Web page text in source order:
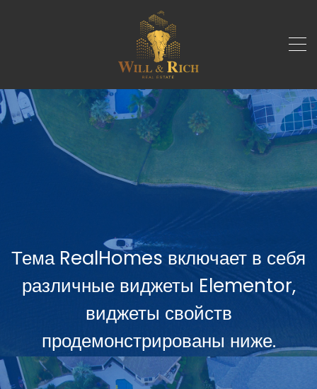
Тема RealHomes включает в себя
различные виджеты Elementor,
виджеты свойств
продемонстрированы ниже.